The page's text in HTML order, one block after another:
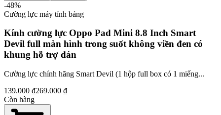
-48%
Cường lực máy tính bảng
Kính cường lực Oppo Pad Mini 8.8 Inch Smart
Devil full màn hình trong suốt không viền đen có
khung hỗ trợ dán
Cường lực chính hãng Smart Devil (1 hộp full box có 1 miếng...
139.000 ₫269.000 ₫
Còn hàng